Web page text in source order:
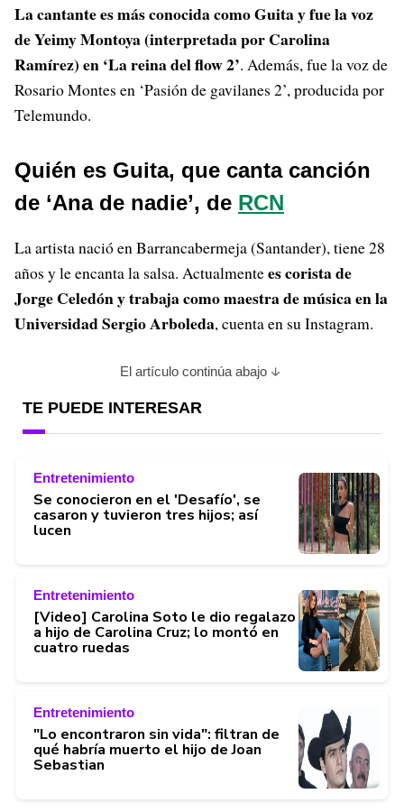
La cantante es más conocida como Guita y fue la voz
de Yeimy Montoya (interpretada por Carolina
Ramírez) en ‘La reina del flow 2’. Además, fue la voz de
Rosario Montes en ‘Pasión de gavilanes 2’, producida por
Telemundo.
Quién es Guita, que canta canción
de ‘Ana de nadie’, de RCN
La artista nació en Barrancabermeja (Santander), tiene 28
años y le encanta la salsa. Actualmentees corista de
Jorge Celedón y trabaja como maestra de música en la
Universidad Sergio Arboleda, cuenta en su Instagram.
El artículo continúa abajo
TE PUEDE INTERESAR
Entretenimiento
Se conocieron en el 'Desafío', se
casaron y tuvieron tres hijos; así
lucen
Entretenimiento
[Video] Carolina Soto le dio regalazo
a hijo de Carolina Cruz; lo montó en
cuatro ruedas
Entretenimiento
"Lo encontraron sin vida": filtran de
qué habría muerto el hijo de Joan
Sebastian